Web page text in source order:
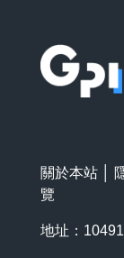
關於本站
覽
地址：